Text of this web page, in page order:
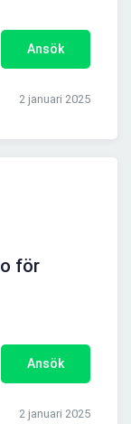
Ansök
2 januari 2025
för
Ansök
2 januari 2025